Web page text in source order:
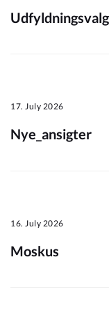
Kommuneplanen
17. July 2026
Nye_ansigter
16. July 2026
Moskus